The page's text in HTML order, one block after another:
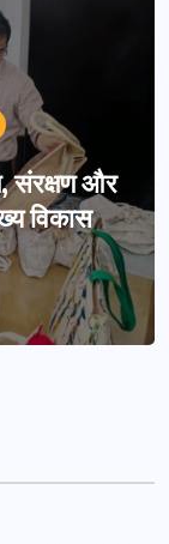
संरक्षण और
विकास